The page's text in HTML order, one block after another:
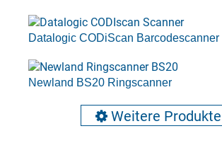
Datalogic CODiScan Barcodescanner
Newland BS20 Ringscanner
Weitere Produkte